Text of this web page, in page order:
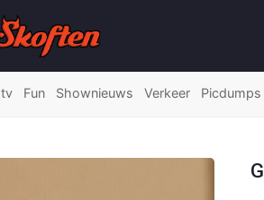
tv Fun Shownieuws Verkeer Picdumps